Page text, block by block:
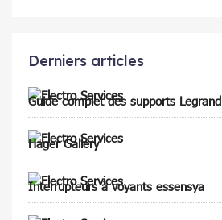
Derniers articles
Guide complet des supports Legrand
Hager Gallery
Interrupteurs à voyants essensya